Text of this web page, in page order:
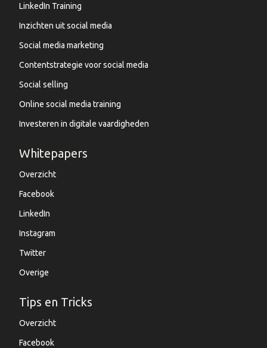
LinkedIn Training
Inzichten uit social media
Social media marketing
Contentstrategie voor social media
Social selling
Online social media training
Investeren in digitale vaardigheden
Whitepapers
Overzicht
Facebook
LinkedIn
Instagram
Twitter
Overige
Tips en Tricks
Overzicht
Facebook